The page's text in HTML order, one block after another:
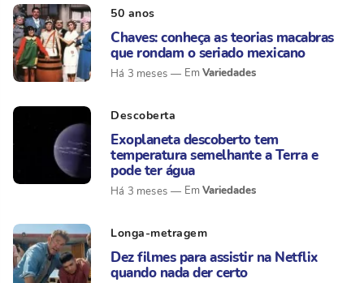
50 anos
Chaves: conheça as teorias macabras
que rondam o seriado mexicano
Há 3 meses Variedades
Descoberta
Exoplaneta descoberto tem
temperatura semelhante a Terra e
pode ter água
Há 3 meses Variedades
Longa-metragem
Dez filmes para assistir na Netflix
quando nada der certo